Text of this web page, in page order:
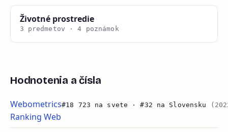
Životné prostredie
3 predmetov · 4 poznámok
Hodnotenia a čísla
Webometrics
Ranking Web
#18 723 na svete · #32 na Slovensku